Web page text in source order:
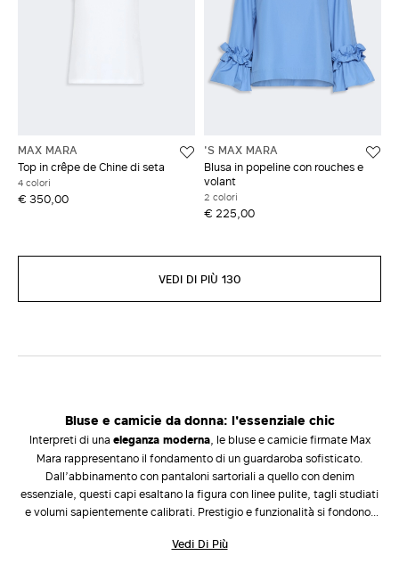
MAX MARA
Top in crêpe de Chine di seta
4 colori
€ 350,00
'S MAX MARA
Blusa in popeline con rouches e
volant
2 colori
€ 225,00
VEDI DI PIÙ 130
Bluse e camicie da donna: l'essenziale chic
Interpreti di una eleganza moderna, le bluse e camicie firmate Max
Mara rappresentano il fondamento di un guardaroba sofisticato.
Dall’abbinamento con pantaloni sartoriali a quello con denim
essenziale, questi capi esaltano la figura con linee pulite, tagli studiati
e volumi sapientemente calibrati. Prestigio e funzionalità si fondono,
in ogni occasione, dal lavoro alle serate più raffinate.
Vedi Di Più